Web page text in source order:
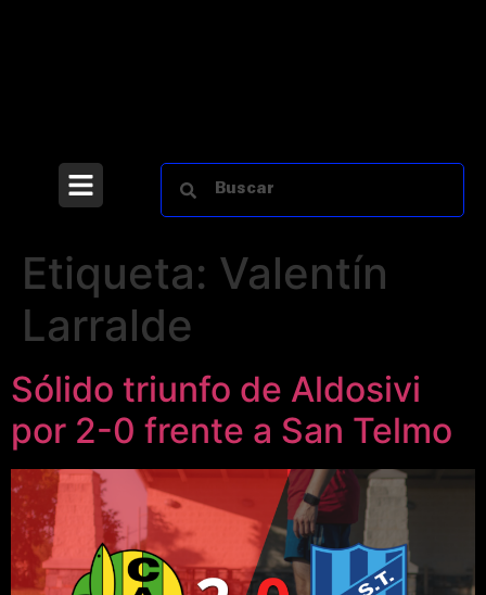
Etiqueta: Valentín
Larralde
Sólido triunfo de Aldosivi
por 2-0 frente a San Telmo